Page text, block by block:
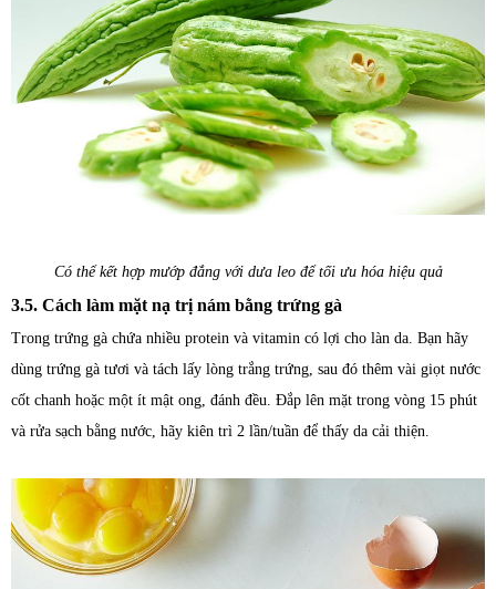
Có thể kết hợp mướp đắng với dưa leo để tối ưu hóa hiệu quả
3.5. Cách làm mặt nạ trị nám bằng trứng gà
Trong trứng gà chứa nhiều protein và vitamin có lợi cho làn da. Bạn hãy
dùng trứng gà tươi và tách lấy lòng trắng trứng, sau đó thêm vài giọt nước
cốt chanh hoặc một ít mật ong, đánh đều. Đắp lên mặt trong vòng 15 phút
và rửa sạch bằng nước, hãy kiên trì 2 lần/tuần để thấy da cải thiện.